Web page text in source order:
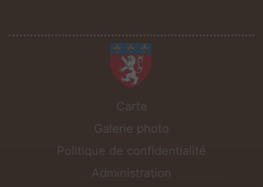
Carte
Galerie photo
Politique de confidentialité
Administration